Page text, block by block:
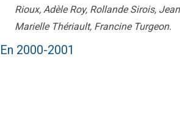
Rioux, Adèle Roy, Rollande Sirois,
Marielle Thériault, Francine Turgeon.
En 2000-2001